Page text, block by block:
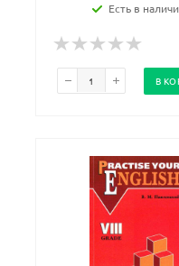
Есть в
В